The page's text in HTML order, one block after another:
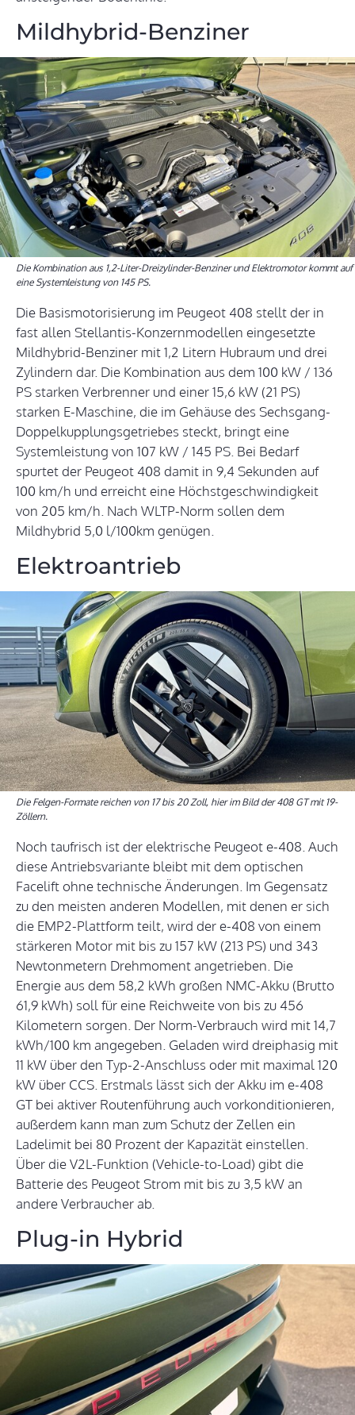
Mildhybrid-Benziner
Die Kombination aus 1,2-Liter-Dreizylinder-Benziner und Elektromotor kommt auf
eine Systemleistung von 145 PS.
Die Basismotorisierung im Peugeot 408 stellt der in
fast allen Stellantis-Konzernmodellen eingesetzte
Mildhybrid-Benziner mit 1,2 Litern Hubraum und drei
Zylindern dar. Die Kombination aus dem 100 kW / 136
PS starken Verbrenner und einer 15,6 kW (21 PS)
starken E-Maschine, die im Gehäuse des Sechsgang-
Doppelkupplungsgetriebes steckt, bringt eine
Systemleistung von 107 kW / 145 PS. Bei Bedarf
spurtet der Peugeot 408 damit in 9,4 Sekunden auf
100 km/h und erreicht eine Höchstgeschwindigkeit
von 205 km/h. Nach WLTP-Norm sollen dem
Mildhybrid 5,0 l/100km genügen.
Elektroantrieb
Die Felgen-Formate reichen von 17 bis 20 Zoll, hier im Bild der 408 GT mit 19-
Zöllern.
Noch taufrisch ist der elektrische Peugeot e-408. Auch
diese Antriebsvariante bleibt mit dem optischen
Facelift ohne technische Änderungen. Im Gegensatz
zu den meisten anderen Modellen, mit denen er sich
die EMP2-Plattform teilt, wird der e-408 von einem
stärkeren Motor mit bis zu 157 kW (213 PS) und 343
Newtonmetern Drehmoment angetrieben. Die
Energie aus dem 58,2 kWh großen NMC-Akku (Brutto
61,9 kWh) soll für eine Reichweite von bis zu 456
Kilometern sorgen. Der Norm-Verbrauch wird mit 14,7
kWh/100 km angegeben. Geladen wird dreiphasig mit
11 kW über den Typ-2-Anschluss oder mit maximal 120
kW über CCS. Erstmals lässt sich der Akku im e-408
GT bei aktiver Routenführung auch vorkonditionieren,
außerdem kann man zum Schutz der Zellen ein
Ladelimit bei 80 Prozent der Kapazität einstellen.
Über die V2L-Funktion (Vehicle-to-Load) gibt die
Batterie des Peugeot Strom mit bis zu 3,5 kW an
andere Verbraucher ab.
Plug-in Hybrid